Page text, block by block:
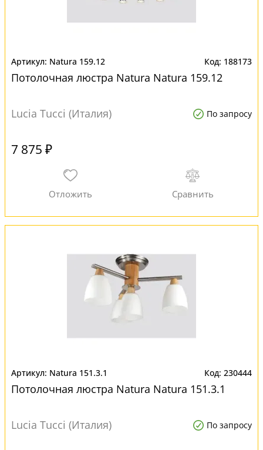
Natura 159.12 188173
Потолочная люстра Natura Natura 159.12
Lucia Tucci (Италия) По запросу
7 875 ₽
Natura 151.3.1 230444
Потолочная люстра Natura Natura 151.3.1
Lucia Tucci (Италия) По запросу